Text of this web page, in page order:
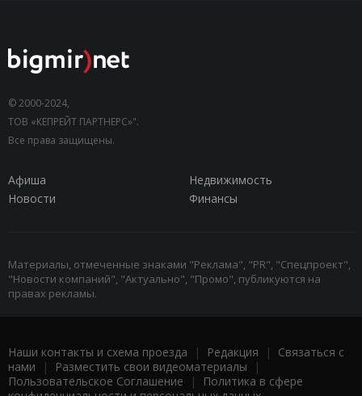
© 2000-2024,
ТОВ «КЕПРЕЙТ ПАРТНЕРС»".
Все права защищены.
Афиша
Недвижимость
Новости
Финансы
Материалы, отмеченные знаками "Реклама", "PR", "Спецпроект",
"Новости компаний", "Актуально", "Промо", публикуются на
правах рекламы.
Наши контакты и схема проезда | Редакция | Связаться с
нами | Разместить свои видеоматериалы |
Пользовательское Соглашение |
Политика в сфере